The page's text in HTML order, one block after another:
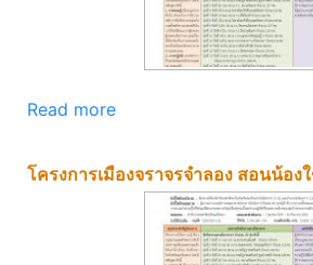
Read more
โครงการเมืองจราจรจำลอง สอนน้อง